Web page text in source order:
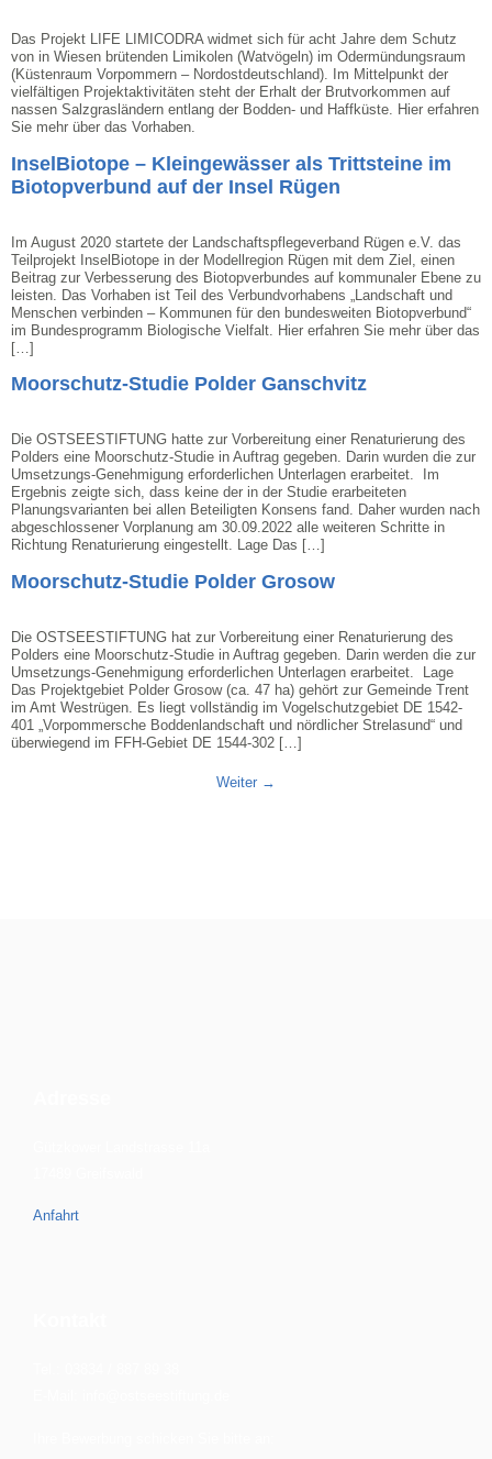
Das Projekt LIFE LIMICODRA widmet sich für acht Jahre dem Schutz
von in Wiesen brütenden Limikolen (Watvögeln) im Odermündungsraum
(Küstenraum Vorpommern – Nordostdeutschland). Im Mittelpunkt der
vielfältigen Projektaktivitäten steht der Erhalt der Brutvorkommen auf
nassen Salzgrasländern entlang der Bodden- und Haffküste. Hier erfahren
Sie mehr über das Vorhaben.
InselBiotope – Kleingewässer als Trittsteine im
Biotopverbund auf der Insel Rügen
Im August 2020 startete der Landschaftspflegeverband Rügen e.V. das
Teilprojekt InselBiotope in der Modellregion Rügen mit dem Ziel, einen
Beitrag zur Verbesserung des Biotopverbundes auf kommunaler Ebene zu
leisten. Das Vorhaben ist Teil des Verbundvorhabens „Landschaft und
Menschen verbinden – Kommunen für den bundesweiten Biotopverbund“
im Bundesprogramm Biologische Vielfalt. Hier erfahren Sie mehr über das
[…]
Moorschutz-Studie Polder Ganschvitz
Die OSTSEESTIFTUNG hatte zur Vorbereitung einer Renaturierung des
Polders eine Moorschutz-Studie in Auftrag gegeben. Darin wurden die zur
Umsetzungs-Genehmigung erforderlichen Unterlagen erarbeitet. Im
Ergebnis zeigte sich, dass keine der in der Studie erarbeiteten
Planungsvarianten bei allen Beteiligten Konsens fand. Daher wurden nach
abgeschlossener Vorplanung am 30.09.2022 alle weiteren Schritte in
Richtung Renaturierung eingestellt. Lage Das […]
Moorschutz-Studie Polder Grosow
Die OSTSEESTIFTUNG hat zur Vorbereitung einer Renaturierung des
Polders eine Moorschutz-Studie in Auftrag gegeben. Darin werden die zur
Umsetzungs-Genehmigung erforderlichen Unterlagen erarbeitet. Lage
Das Projektgebiet Polder Grosow (ca. 47 ha) gehört zur Gemeinde Trent
im Amt Westrügen. Es liegt vollständig im Vogelschutzgebiet DE 1542-
401 „Vorpommersche Boddenlandschaft und nördlicher Strelasund“ und
überwiegend im FFH-Gebiet DE 1544-302 […]
Weiter →
Anfahrt